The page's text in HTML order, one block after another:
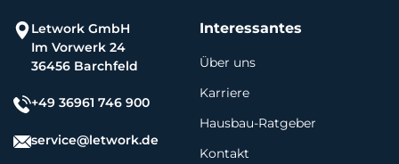
Letwork GmbH
Im Vorwerk 24
36456 Barchfeld
+49 36961 746 900
service@letwork.de
Interessantes
Über uns
Karriere
Hausbau-Ratgeber
Kontakt